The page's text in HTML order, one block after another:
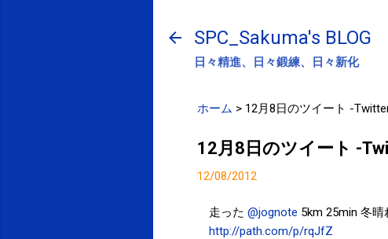
SPC_Sakuma's BLOG
日々精進、日々鍛練、日々新化
ホーム > 12月8日のツイート -
12月8日のツイート -
12/08/2012
走った @jognote 5km 25min 冬
http://path.com/p/rqJfZ